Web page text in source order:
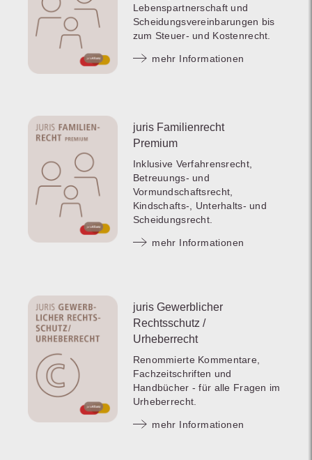
Lebenspartnerschaft und
Scheidungsvereinbarungen bis
zum Steuer- und Kostenrecht.
mehr Informationen
juris Familienrecht
Premium
Inklusive Verfahrensrecht,
Betreuungs- und
Vormundschaftsrecht,
Kindschafts-, Unterhalts- und
Scheidungsrecht.
mehr Informationen
juris Gewerblicher
Rechtsschutz /
Urheberrecht
Renommierte Kommentare,
Fachzeitschriften und
Handbücher - für alle Fragen im
Urheberrecht.
mehr Informationen